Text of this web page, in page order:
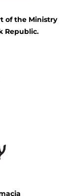
of the Ministry
Republic.